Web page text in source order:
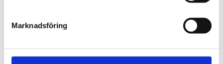
Marknadsföring
Ridhus K1_25_1440